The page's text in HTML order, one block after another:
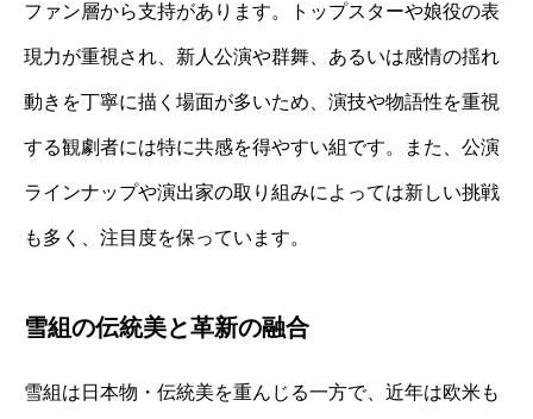
ファン層から支持があります。トップスターや娘役の表
現力が重視され、新人公演や群舞、あるいは感情の揺れ
動きを丁寧に描く場面が多いため、演技や物語性を重視
する観劇者には特に共感を得やすい組です。また、公演
ラインナップや演出家の取り組みによっては新しい挑戦
も多く、注目度を保っています。
雪組の伝統美と革新の融合
雪組は日本物・伝統美を重んじる一方で、近年は欧米も